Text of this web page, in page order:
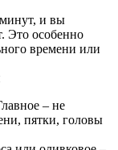
и вы
Это особенно
времени или
– не
пятки, головы